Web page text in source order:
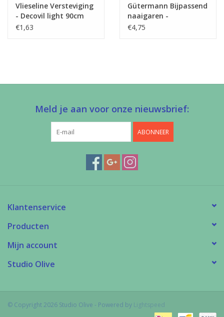
Vlieseline Versteviging
- Decovil light 90cm
€1,63
Gütermann Bijpassend
naaigaren -
Allesnaaigaren 200m
€4,75
Meld je aan voor onze nieuwsbrief:
ABONNEER
Klantenservice
Producten
Mijn account
Studio Olive
© Copyright 2026 Studio Olive - Powered by Lightspeed